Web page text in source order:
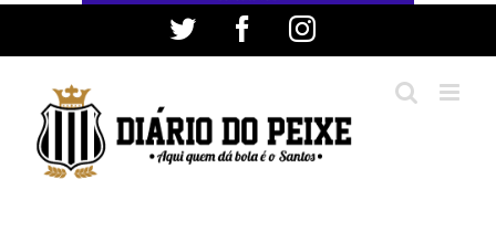
conteúdo
Twitter FacebookInstagram